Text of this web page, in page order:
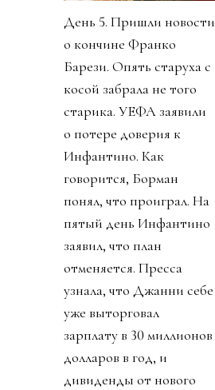
День 5. Пришли новости
о кончине Франко
Барези. Опять старуха с
косой забрала не того
старика. УЕФА заявили
о потере доверия к
Инфантино. Как
говорится, Борман
понял, что проиграл. На
пятый день Инфантино
заявил, что план
отменяется. Пресса
узнала, что Джанни себе
уже выторговал
зарплату в 30 миллионов
долларов в год, и
дивиденды от нового